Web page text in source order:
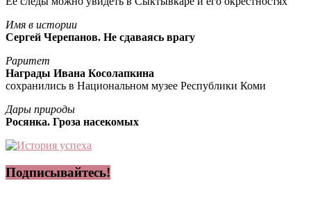
Имя в истории
Сергей Черепанов. Не сдаваясь врагу
Раритет
Награды Ивана Косолапкина
сохранились в Национальном музее Республики Коми
Дары природы
Росянка. Гроза насекомых
Подписывайтесь!